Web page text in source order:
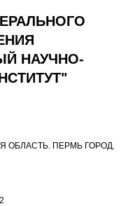
НАУЧНО-
ОБЛАСТЬ. ПЕРМЬ ГОРОД.